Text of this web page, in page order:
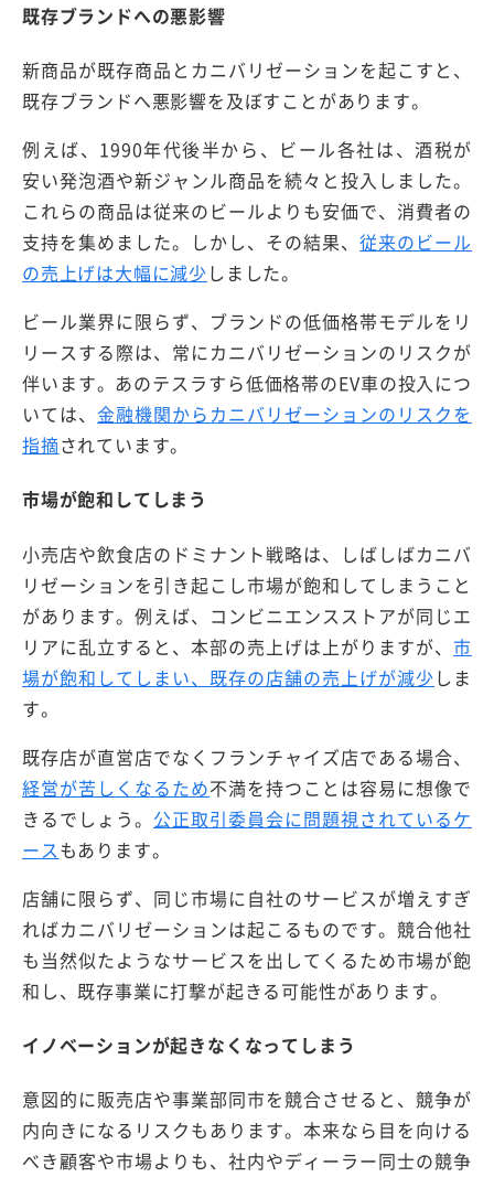
既存ブランドへの悪影響
新商品が既存商品とカニバリゼーションを起こすと、
既存ブランドへ悪影響を及ぼすことがあります。
例えば、1990年代後半から、ビール各社は、酒税が
安い発泡酒や新ジャンル商品を続々と投入しました。
これらの商品は従来のビールよりも安価で、消費者の
支持を集めました。しかし、その結果、従来のビール
の売上げは大幅に減少しました。
ビール業界に限らず、ブランドの低価格帯モデルをリ
リースする際は、常にカニバリゼーションのリスクが
伴います。あのテスラすら低価格帯のEV車の投入につ
いては、金融機関からカニバリゼーションのリスクを
指摘されています。
市場が飽和してしまう
小売店や飲食店のドミナント戦略は、しばしばカニバ
リゼーションを引き起こし市場が飽和してしまうこと
があります。例えば、コンビニエンスストアが同じエ
リアに乱立すると、本部の売上げは上がりますが、市
場が飽和してしまい、既存の店舗の売上げが減少しま
す。
既存店が直営店でなくフランチャイズ店である場合、
経営が苦しくなるため不満を持つことは容易に想像で
きるでしょう。 公正取引委員会に問題視されているケ
ースもあります。
店舗に限らず、同じ市場に自社のサービスが増えすぎ
ればカニバリゼーションは起こるものです。競合他社
も当然似たようなサービスを出してくるため市場が飽
和し、既存事業に打撃が起きる可能性があります。
イノベーションが起きなくなってしまう
意図的に販売店や事業部同市を競合させると、競争が
内向きになるリスクもあります。本来なら目を向ける
べき顧客や市場よりも、社内やディーラー同士の競争